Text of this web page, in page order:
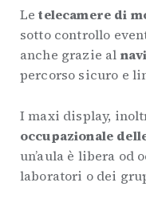
Letelecamere di
sotto controllo
anche grazie al
percorso sicuro e
I maxi display,
occupazionale
un’aula è libera od
laboratori o dei